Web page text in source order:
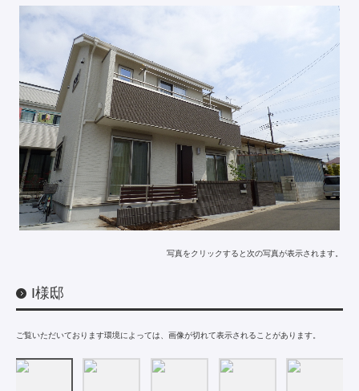
写真をクリックすると次の写真が表示されます。
I様邸
ご覧いただいております環境によっては、画像が切れて表示されることがあります。